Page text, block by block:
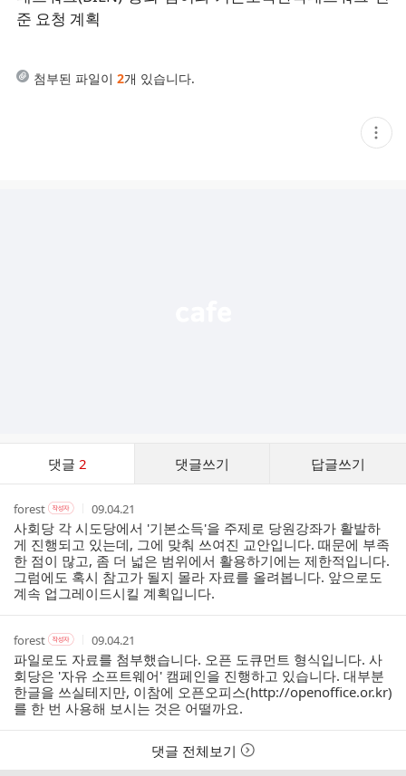
준 요청 계획
첨부된 파일이 2개 있습니다.
현
재
댓글 2 댓글쓰기 답글쓰기
작
성
자
forest작
성
자
본
인
여
부
작
성
자
작
성
시
간
09.04.21
사회당 각 시도당에서 '기본소득'을 주제로 당원강좌가 활발하
게 진행되고 있는데, 그에 맞춰 쓰여진 교안입니다. 때문에 부족
한 점이 많고, 좀 더 넓은 범위에서 활용하기에는 제한적입니다.
그럼에도 혹시 참고가 될지 몰라 자료를 올려봅니다. 앞으로도
계속 업그레이드시킬 계획입니다.
작
성
자
forest작
성
자
본
인
여
부
작
자
작
성
시
간
09.04.21
파일로도 자료를 첨부했습니다. 오픈 도큐먼트 형식입니다. 사
회당은 '자유 소프트웨어' 캠페인을 진행하고 있습니다. 대부분
한글을 쓰실테지만, 이참에 오픈오피스(http://openoffice.or.kr)
를 한 번 사용해 보시는 것은 어떨까요.
댓글 전체보기